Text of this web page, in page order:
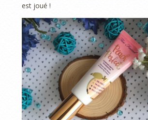
est joué !